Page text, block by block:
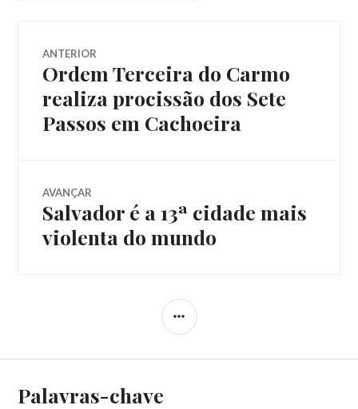
Navegação
de
Post
ANTERIOR
Post
anterior:
Ordem Terceira do Carmo
realiza procissão dos Sete
Passos em Cachoeira
AVANÇAR
Próximo
post:
Salvador é a 13ª cidade mais
violenta do mundo
LATERAL
Palavras-chave